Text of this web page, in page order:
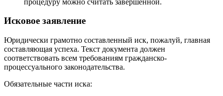
Исковое заявление
Юридически грамотно составленный иск, пожалуй, главная
составляющая успеха. Текст документа должен
соответствовать всем требованиям гражданско-
процессуального законодательства.
Обязательные части иска: